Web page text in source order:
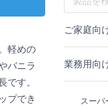
軽めの
バニラ
です。
プでき
ご家庭向
業務用向
スーパ